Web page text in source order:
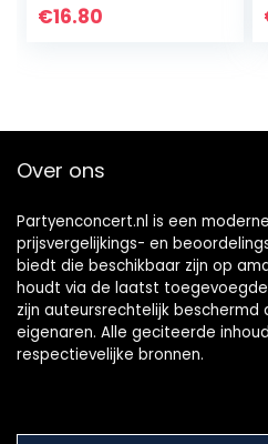
2 grannies, cadeau
€16.80
Over ons
Partyenconcert.nl is een
prijsvergelijkings- en
biedt die beschikbaar zijn op
houdt via de laatst
zijn auteursrechtelijk beschermd
eigenaren. Alle geciteerde
respectievelijke bronnen.